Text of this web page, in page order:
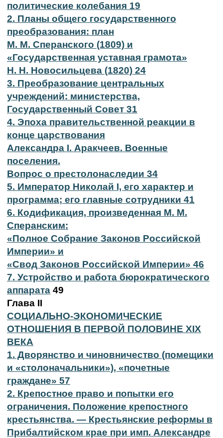
политические колебания 19
2. Планы общего государственного
преобразования: план
M. M. Сперанского (1809) и
«Государственная уставная грамота»
H. H. Новосильцева (1820) 24
3. Преобразование центральных
учреждений: министерства,
Государственный Совет 31
4. Эпоха правительственной реакции в
конце царствования
Александра I. Аракчеев. Военные
поселения.
Вопрос о престолонаследии 34
5. Император Николай I, его характер и
программа; его главные сотрудники 41
6. Кодификация, произведенная M. M.
Сперанским:
«Полное Собрание Законов Российской
Империи» и
«Свод Законов Российской Империи» 46
7. Устройство и работа бюрократического
аппарата 49
Глава II
СОЦИАЛЬНО-ЭКОНОМИЧЕСКИЕ
ОТНОШЕНИЯ В ПЕРВОЙ ПОЛОВИНЕ XIX
ВЕКА
1. Дворянство и чиновничество (помещики
и «столоначальники»), «почетные
граждане» 57
2. Крепостное право и попытки его
ограничения. Положение крепостного
крестьянства. — Крестьянские реформы в
Прибалтийском крае при имп. Александре